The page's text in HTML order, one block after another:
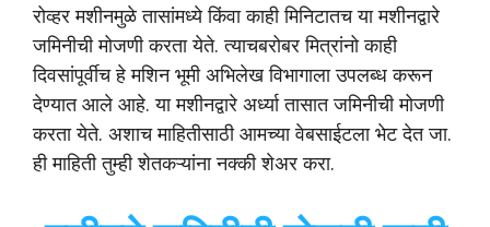
रोव्हर मशीनमुळे तासांमध्ये किंवा काही मिनिटातच या मशीनद्वारे
जमिनीची मोजणी करता येते. त्याचबरोबर मित्रांनो काही
दिवसांपूर्वीच हे मशिन भूमी अभिलेख विभागाला उपलब्ध करून
देण्यात आले आहे. या मशीनद्वारे अर्ध्या तासात जमिनीची मोजणी
करता येते. अशाच माहितीसाठी आमच्या वेबसाईटला भेट देत जा.
ही माहिती तुम्ही शेतकऱ्यांना नक्की शेअर करा.